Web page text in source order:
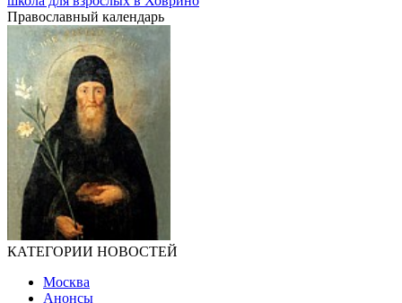
Православный календарь
КАТЕГОРИИ НОВОСТЕЙ
Москва
Анонсы